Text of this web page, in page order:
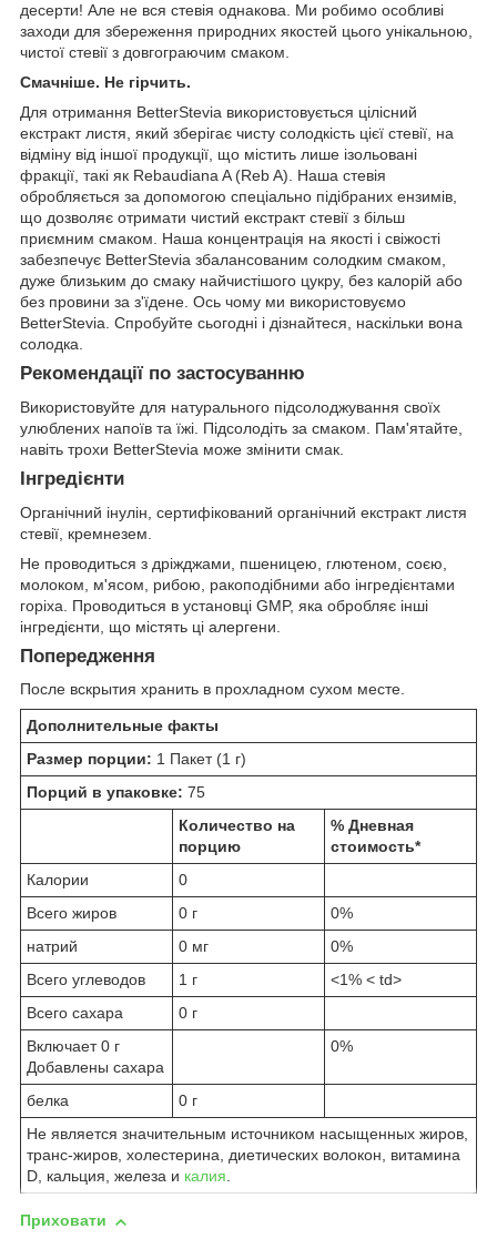
десерти! Але не вся стевія однакова. Ми робимо особливі
заходи для збереження природних якостей цього унікальною,
чистої стевії з довгограючим смаком.
Смачніше. Не гірчить.
Для отримання BetterStevia використовується цілісний
екстракт листя, який зберігає чисту солодкість цієї стевії, на
відміну від іншої продукції, що містить лише ізольовані
фракції, такі як Rebaudiana A (Reb A). Наша стевія
обробляється за допомогою спеціально підібраних ензимів,
що дозволяє отримати чистий екстракт стевії з більш
приємним смаком. Наша концентрація на якості і свіжості
забезпечує BetterStevia збалансованим солодким смаком,
дуже близьким до смаку найчистішого цукру, без калорій або
без провини за з'їдене. Ось чому ми використовуємо
BetterStevia. Спробуйте сьогодні і дізнайтеся, наскільки вона
солодка.
Рекомендації по застосуванню
Використовуйте для натурального підсолоджування своїх
улюблених напоїв та їжі. Підсолодіть за смаком. Пам'ятайте,
навіть трохи BetterStevia може змінити смак.
Інгредієнти
Органічний інулін, сертифікований органічний екстракт листя
стевії, кремнезем.
Не проводиться з дріжджами, пшеницею, глютеном, соєю,
молоком, м'ясом, рибою, ракоподібними або інгредієнтами
горіха. Проводиться в установці GMP, яка обробляє інші
інгредієнти, що містять ці алергени.
Попередження
После вскрытия хранить в прохладном сухом месте.
Дополнительные факты
Размер порции: 1 Пакет (1 г)
Порций в упаковке: 75
Количество на
порцию
% Дневная
стоимость*
Калории
0
Всего жиров
0 г
0%
натрий
0 мг
0%
Всего углеводов
1 г
<1% < td>
Всего сахара
0 г
Включает 0 г
Добавлены сахара
0%
белка
0 г
Не является значительным источником насыщенных жиров,
транс-жиров, холестерина, диетических волокон, витамина
D, кальция, железа и калия.
Приховати